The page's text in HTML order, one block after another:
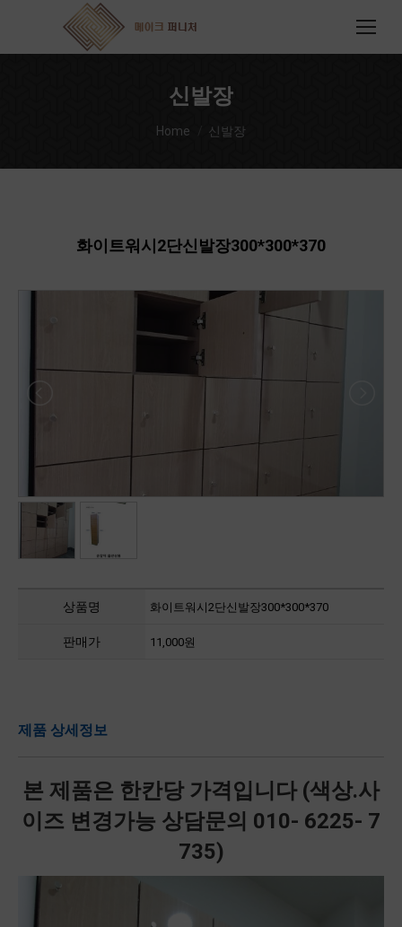
신발장
You are here:
Home 신발장
화이트워시2단신발장300*300*370
상품명 화이트워시2단신발장300*300*370
판매가 11,000원
제품 상세정보
본 제품은 한칸당 가격입니다 (색상.사
이즈 변경가능 상담문의 010- 6225- 7
735)